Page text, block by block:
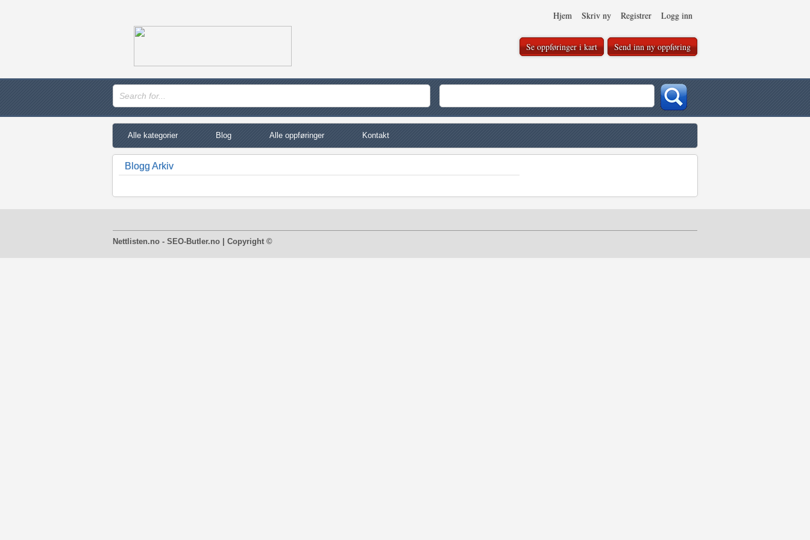
Hjem Skriv ny Registrer Logg inn
Se oppføringer i kart Send inn ny oppføring
Alle kategorier Blog Alle oppføringer Kontakt
Blogg Arkiv
Nettlisten.no - SEO-Butler.no | Copyright ©